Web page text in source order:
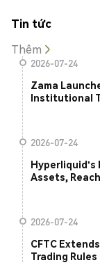
Tin tức
Thêm
2026-07-24
Zama
Institutional
2026-07-24
Hyperliquid's
Assets,
2026-07-24
CFTC
Trading